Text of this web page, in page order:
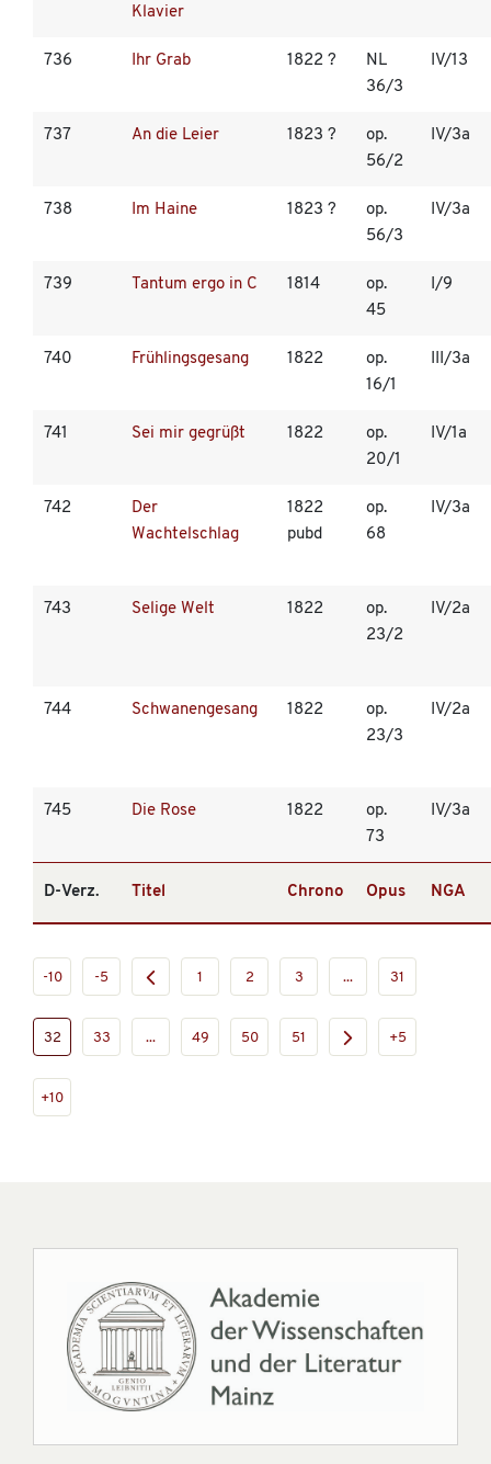
Klavier
736 Ihr Grab 1822 ?
NL
36/3
IV/13
737 An die Leier 1823 ?
op.
56/2
IV/3a
738 Im Haine 1823 ?
op.
56/3
IV/3a
739 Tantum ergo in C 1814
op.
45
I/9
740 Frühlingsgesang 1822
op.
16/1
III/3a
741 Sei mir gegrüßt 1822
op.
20/1
IV/1a
742
Der
Wachtelschlag
1822
pubd
op.
68
IV/3a
743 Selige Welt 1822
op.
23/2
IV/2a
744 Schwanengesang 1822
op.
23/3
IV/2a
745 Die Rose 1822
op.
73
IV/3a
D-Verz. Titel Chrono Opus NGA
-10 -5 1 2 3 ... 31
32 33 ... 49 50 51 +5
+10